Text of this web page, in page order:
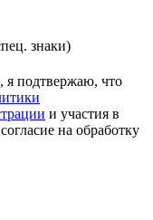
знаки)
я подтвержаю, что
и участия в
на обработку